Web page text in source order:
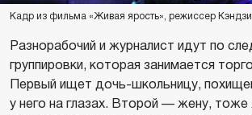
Кадр из фильма «Живая ярость», режиссер
Разнорабочий и журналист идут по
группировки, которая занимается
Первый ищет дочь-школьницу,
у него на глазах. Второй — жену, тоже